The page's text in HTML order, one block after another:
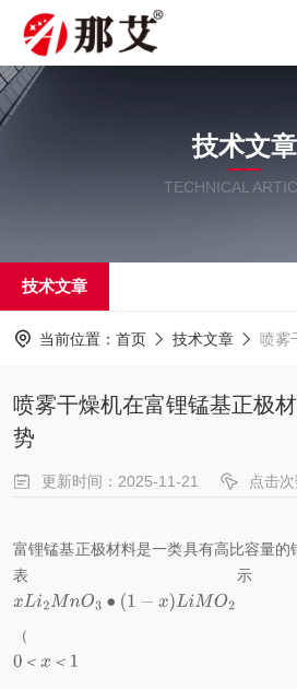
技术文章
TECHNICAL
技术文章
当前位置： 首页 技术文章 喷雾干
喷雾干燥机在富锂锰基正极
势
更新时间：2025-11-21 点击
富锂锰基正极材料是一类具有高比容量
表
（
＜ ＜